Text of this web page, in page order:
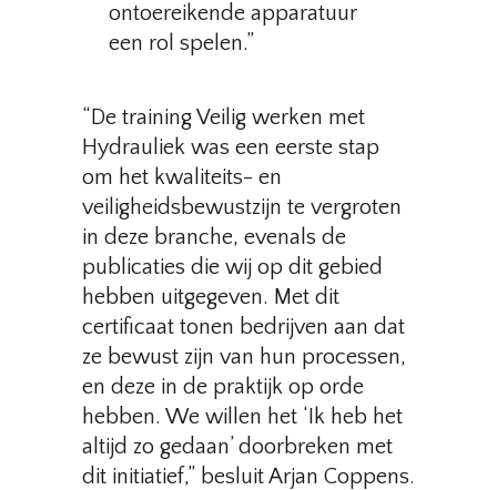
ontoereikende apparatuur
een rol spelen.”
“De training Veilig werken met
Hydrauliek was een eerste stap
om het kwaliteits- en
veiligheidsbewustzijn te vergroten
in deze branche, evenals de
publicaties die wij op dit gebied
hebben uitgegeven. Met dit
certificaat tonen bedrijven aan dat
ze bewust zijn van hun processen,
en deze in de praktijk op orde
hebben. We willen het ‘Ik heb het
altijd zo gedaan’ doorbreken met
dit initiatief,” besluit Arjan Coppens.